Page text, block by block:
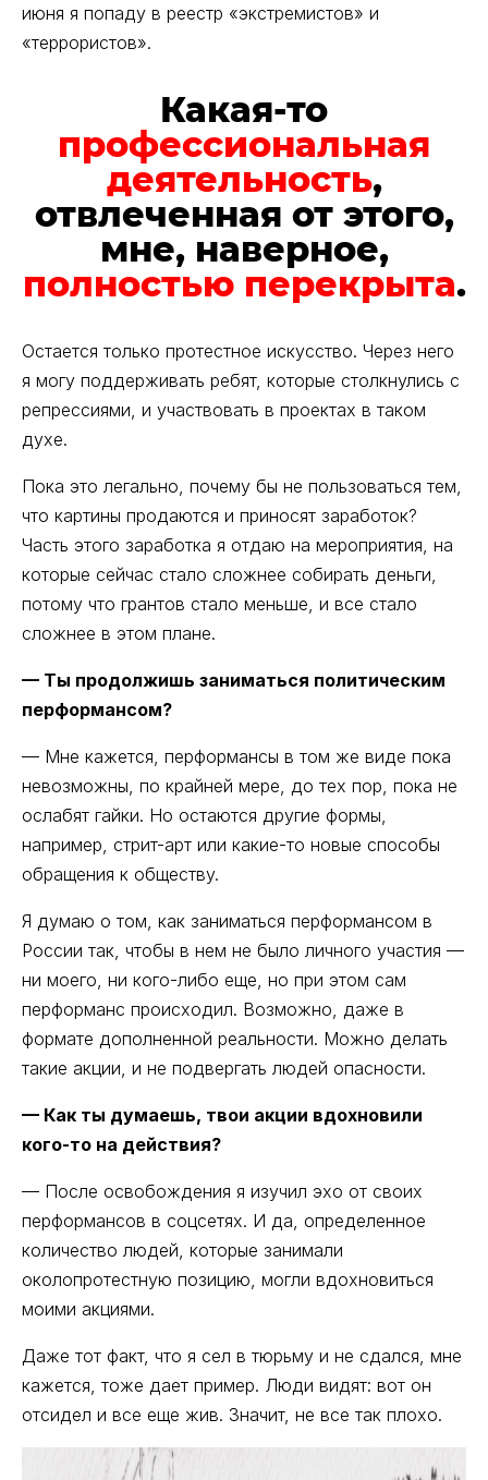
июня я попаду в реестр «экстремистов» и
«террористов».
Какая-то
профессиональная
деятельность,
отвлеченная от этого,
мне, наверное,
полностью перекрыта.
Остается только протестное искусство. Через него
я могу поддерживать ребят, которые столкнулись с
репрессиями, и участвовать в проектах в таком
духе.
Пока это легально, почему бы не пользоваться тем,
что картины продаются и приносят заработок?
Часть этого заработка я отдаю на мероприятия, на
которые сейчас стало сложнее собирать деньги,
потому что грантов стало меньше, и все стало
сложнее в этом плане.
— Ты продолжишь заниматься политическим
перформансом?
— Мне кажется, перформансы в том же виде пока
невозможны, по крайней мере, до тех пор, пока не
ослабят гайки. Но остаются другие формы,
например, стрит-арт или какие-то новые способы
обращения к обществу.
Я думаю о том, как заниматься перформансом в
России так, чтобы в нем не было личного участия —
ни моего, ни кого-либо еще, но при этом сам
перформанс происходил. Возможно, даже в
формате дополненной реальности. Можно делать
такие акции, и не подвергать людей опасности.
— Как ты думаешь, твои акции вдохновили
кого-то на действия?
— После освобождения я изучил эхо от своих
перформансов в соцсетях. И да, определенное
количество людей, которые занимали
околопротестную позицию, могли вдохновиться
моими акциями.
Даже тот факт, что я сел в тюрьму и не сдался, мне
кажется, тоже дает пример. Люди видят: вот он
отсидел и все еще жив. Значит, не все так плохо.